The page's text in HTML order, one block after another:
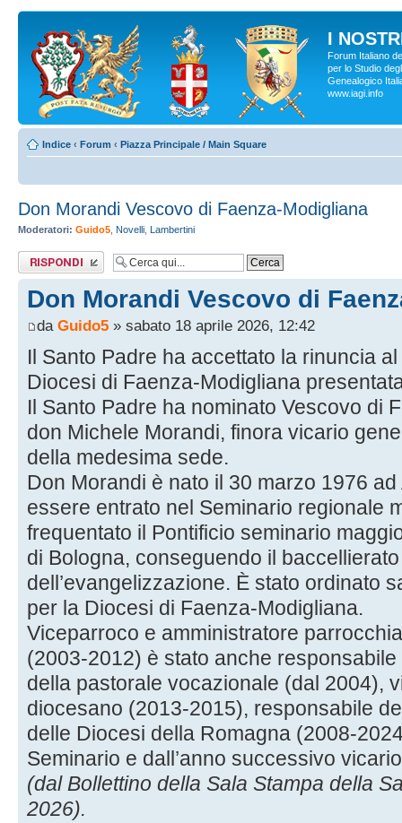
I
Forum Italiano
per lo Studio
Genealogico
www.iagi.info
Indice ‹ Forum ‹ Piazza Principale / Main Square
Don Morandi Vescovo di Faenza-Modigliana
Moderatori: Guido5 Novelli Lambertini
Rispondi al
messaggio
Don Morandi Vescovo di
da Guido5 » sabato 18 aprile 2026, 12:42
Il Santo Padre ha accettato la rinuncia
Diocesi di Faenza-Modigliana
Il Santo Padre ha nominato Vescovo di
don Michele Morandi, finora vicario
della medesima sede.
Don Morandi è nato il 30 marzo 1976
essere entrato nel Seminario regionale
frequentato il Pontificio seminario
di Bologna, conseguendo il
dell’evangelizzazione. È stato ordinato
per la Diocesi di Faenza-Modigliana.
Viceparroco e amministratore
(2003-2012) è stato anche
della pastorale vocazionale (dal 2004),
diocesano (2013-2015), responsabile
delle Diocesi della Romagna (2008-
Seminario e dall’anno successivo
(dal Bollettino della Sala Stampa della
2026).